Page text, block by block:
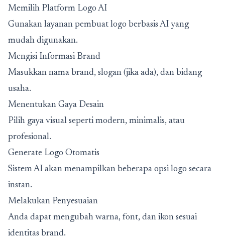
Memilih Platform Logo AI
Gunakan layanan pembuat logo berbasis AI yang
mudah digunakan.
Mengisi Informasi Brand
Masukkan nama brand, slogan (jika ada), dan bidang
usaha.
Menentukan Gaya Desain
Pilih gaya visual seperti modern, minimalis, atau
profesional.
Generate Logo Otomatis
Sistem AI akan menampilkan beberapa opsi logo secara
instan.
Melakukan Penyesuaian
Anda dapat mengubah warna, font, dan ikon sesuai
identitas brand.